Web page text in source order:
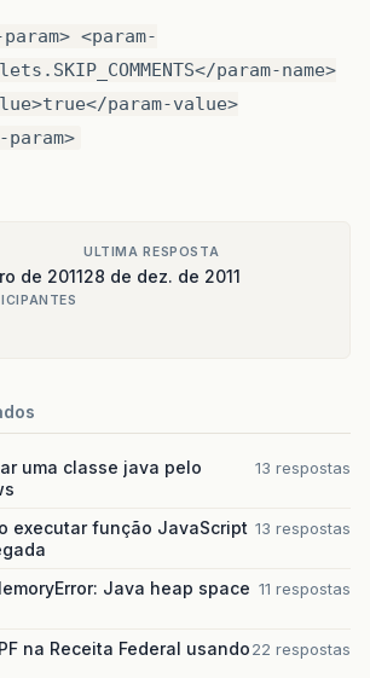
<param-
param-name>
param-value>
de 2011
ULTIMA RESPOSTA
28 de dez. de 2011
uma classe java pelo
13 respostas
executar função JavaScript 13 respostas
Java heap space 11 respostas
na Receita Federal usando22 respostas